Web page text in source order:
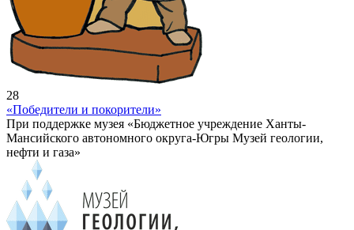
28
«Победители и покорители»
При поддержке музея «Бюджетное учреждение Ханты-
Мансийского автономного округа-Югры Музей геологии,
нефти и газа»